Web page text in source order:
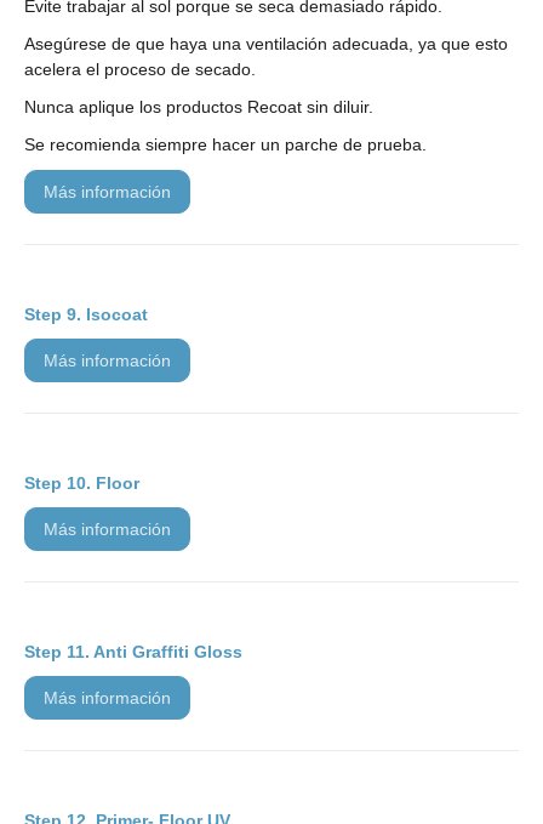
Evite trabajar al sol porque se seca demasiado rápido.
Asegúrese de que haya una ventilación adecuada, ya que esto
acelera el proceso de secado.
Nunca aplique los productos Recoat sin diluir.
Se recomienda siempre hacer un parche de prueba.
más información
Isocoat
más información
Floor
más información
Anti Graffiti Gloss
más información